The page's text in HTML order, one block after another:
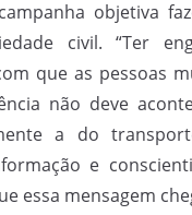
objetiva
civil. “Ter
que as pessoas
não deve
a do
e
essa mensagem